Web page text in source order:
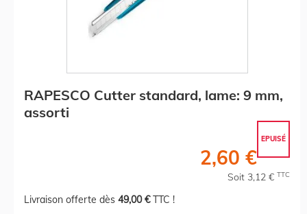
RAPESCO Cutter standard, lame: 9 mm,
assorti
EPUISÉ
2,60 €
Soit 3,12 € TTC
Livraison offerte dès 49,00 €TTC !